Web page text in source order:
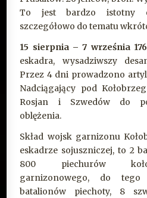
To jest bardzo istotny
szczegółowo do tematu
15 sierpnia – 7 września
eskadra, wysadziwszy
Przez 4 dni prowadzono
Nadciągający pod
Rosjan i Szwedów do
oblężenia.
Skład wojsk garnizonu
eskadrze sojuszniczej, to 2
800 piechurów
garnizonowego, do
batalionów piechoty, 8